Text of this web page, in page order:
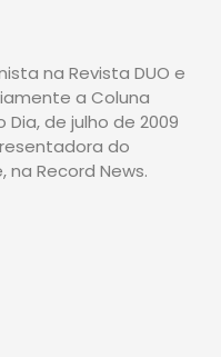
na Revista DUO e
a Coluna
de julho de 2009
do
na Record News.